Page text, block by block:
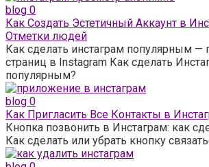
blog 0
Как Создать Эстетичный Аккаунт в
Отметки людей
Как сделать инстаграм популярным —
страниц в Instagram Как сделать
популярным?
blog 0
Как Пригласить Все Контакты в
Кнопка позвонить в Инстаграм: как
Как сделать или убрать кнопку